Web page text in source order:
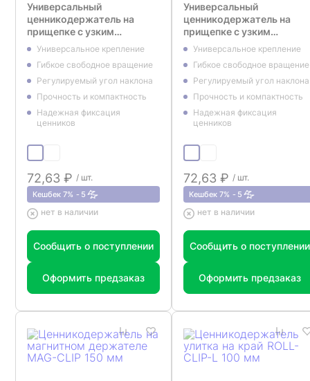
Универсальный
ценникодержатель на
прищепке с узким
зажимом FX-CLAMP-SLIM,
ножка 100 мм, цвет
черный
Универсальное крепление
Гибкое свободное вращение
Регулируемый угол наклона
Прочность и компактность
Надежная фиксация
ценников
72,63 ₽ / шт.
Кешбек 7% 5
нет в наличии
Сообщить о поступлении
Оформить предзаказ
Универсальный
ценникодержатель на
прищепке с узким
зажимом FX-CLAMP-
ножка 100 мм, цвет
прозрачный
Универсальное крепление
Гибкое свободное вращение
Регулируемый угол наклона
Прочность и компактность
Надежная фиксация
ценников
72,63 ₽ / шт.
Кешбек 7% 5
нет в наличии
Сообщить о поступлении
Оформить предзаказ